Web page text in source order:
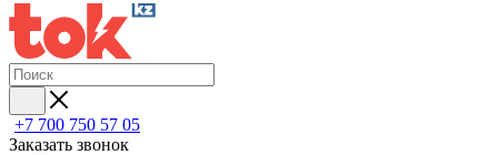
+7 700 750 57 05
Заказать звонок